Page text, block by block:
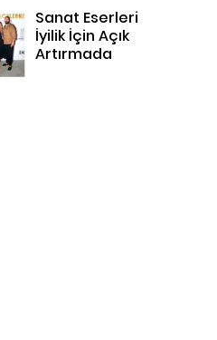
Sanat Eserleri
İyilik İçin Açık
Artırmada